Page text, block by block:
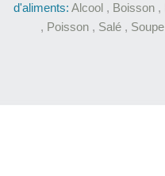
d'aliments: Alcool , Boisson,
, Poisson , Salé , Soupe